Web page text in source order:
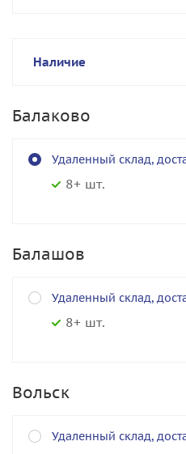
Наличие
Балаково
Удаленный склад,
8+ шт.
Балашов
Удаленный склад,
8+ шт.
Вольск
Удаленный склад,